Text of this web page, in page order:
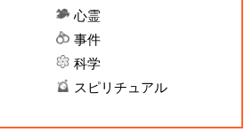
心霊
事件
科学
スピリチュアル